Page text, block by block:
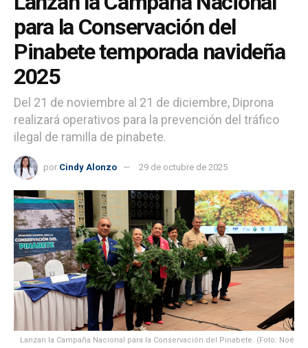
para la Conservación del
Pinabete temporada navideña
2025
Del 21 de noviembre al 21 de diciembre, Diprona
realizará operativos para la prevención del tráfico
ilegal de ramilla de pinabete.
por Cindy Alonzo 29 de octubre de 2025
Lanzan la Campaña Nacional para la Conservación del Pinabete. (Foto: Noé